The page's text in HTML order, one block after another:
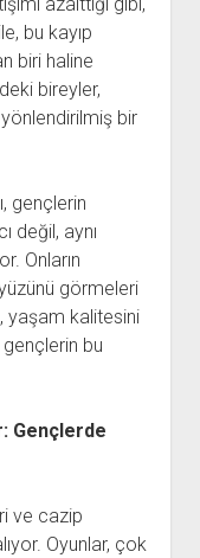
bu kayıp
biri haline
bireyler,
bir
gençlerin
değil, aynı
Onların
görmeleri
yaşam kalitesini
bu
Gençlerde
ve cazip
Oyunlar, çok